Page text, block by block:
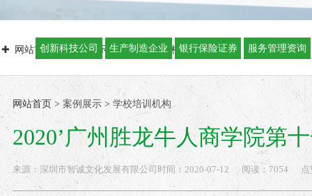
联系智诚
网站首页 案例展示 学校培训机构 2020’广州胜龙牛人商学院
创新科技公司 生产制造企业 银行保险证券 服务管理资询
网站首页 > 案例展示> 学校培训机构
2020’广州胜龙牛人商学院第十一期
来源： 深圳市智诚文化发展有限公司 时间： 2020-07-12 阅读：7054 点